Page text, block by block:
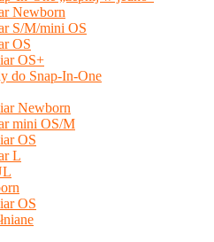
Newborn
S/M/mini OS
OS
OS+
do Snap-In-One
Newborn
mini OS/M
OS
L
OS